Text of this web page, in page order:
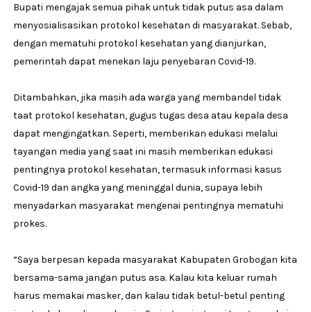
Bupati mengajak semua pihak untuk tidak putus asa dalam
menyosialisasikan protokol kesehatan di masyarakat. Sebab,
dengan mematuhi protokol kesehatan yang dianjurkan,
pemerintah dapat menekan laju penyebaran Covid-19.
Ditambahkan, jika masih ada warga yang membandel tidak
taat protokol kesehatan, gugus tugas desa atau kepala desa
dapat mengingatkan. Seperti, memberikan edukasi melalui
tayangan media yang saat ini masih memberikan edukasi
pentingnya protokol kesehatan, termasuk informasi kasus
Covid-19 dan angka yang meninggal dunia, supaya lebih
menyadarkan masyarakat mengenai pentingnya mematuhi
prokes.
“Saya berpesan kepada masyarakat Kabupaten Grobogan kita
bersama-sama jangan putus asa. Kalau kita keluar rumah
harus memakai masker, dan kalau tidak betul-betul penting